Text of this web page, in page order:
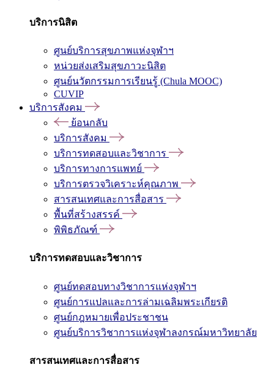
บริการนิสิต
ศูนย์บริการสุขภาพแห่งจุฬาฯ
หน่วยส่งเสริมสุขภาวะนิสิต
ศูนย์นวัตกรรมการเรียนรู้ (Chula MOOC)
CUVIP
บริการสังคม
ย้อนกลับ
บริการสังคม
บริการทดสอบและวิชาการ
บริการทางการแพทย์
บริการตรวจวิเคราะห์คุณภาพ
สารสนเทศและการสื่อสาร
พื้นที่สร้างสรรค์
พิพิธภัณฑ์
บริการทดสอบและวิชาการ
ศูนย์ทดสอบทางวิชาการแห่งจุฬาฯ
ศูนย์การแปลและการล่ามเฉลิมพระเกียรติ
ศูนย์กฎหมายเพื่อประชาชน
ศูนย์บริการวิชาการแห่งจุฬาลงกรณ์มหาวิทยาลัย
สารสนเทศและการสื่อสาร